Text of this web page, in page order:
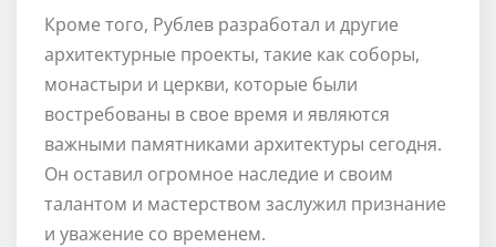
Кроме того, Рублев разработал и другие
архитектурные проекты, такие как соборы,
монастыри и церкви, которые были
востребованы в свое время и являются
важными памятниками архитектуры сегодня.
Он оставил огромное наследие и своим
талантом и мастерством заслужил признание
и уважение со временем.